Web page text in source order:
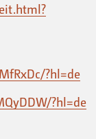
?hl=de
?hl=de